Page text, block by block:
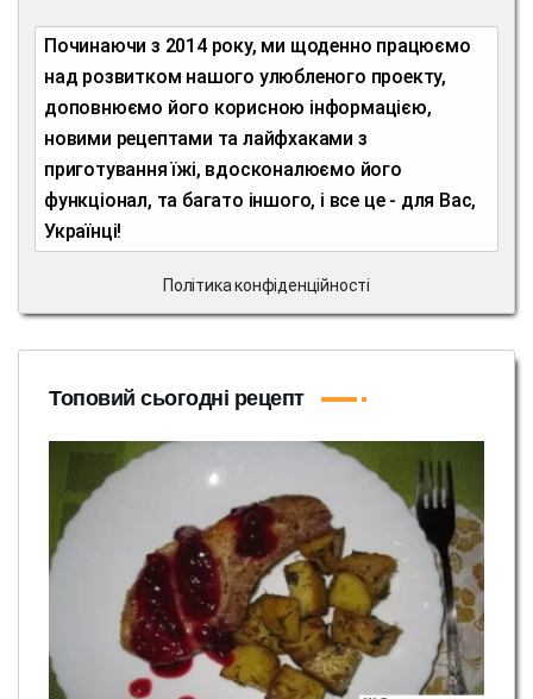
Починаючи з 2014 року, ми щоденно працюємо
над розвитком нашого улюбленого проекту,
доповнюємо його корисною інформацією,
новими рецептами та лайфхаками з
приготування їжі, вдосконалюємо його
функціонал, та багато іншого, і все це - для Вас,
Українці!
Політика конфіденційності
Топовий сьогодні рецепт